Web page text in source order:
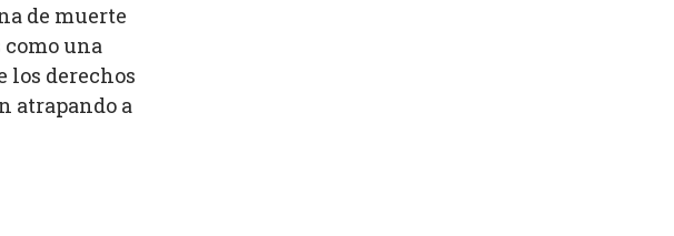
de muerte
una
los derechos
atrapando a